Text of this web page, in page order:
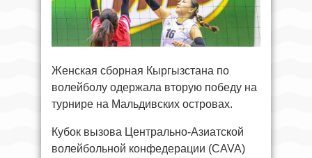
Женская сборная Кыргызстана по
волейболу одержала вторую победу на
турнире на Мальдивских островах.
Кубок вызова Центрально-Азиатской
волейбольной конфедерации (CAVA)